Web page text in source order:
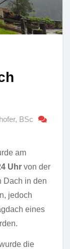
BSc
am
Uhr von der
Dach in den
jedoch
eines
die